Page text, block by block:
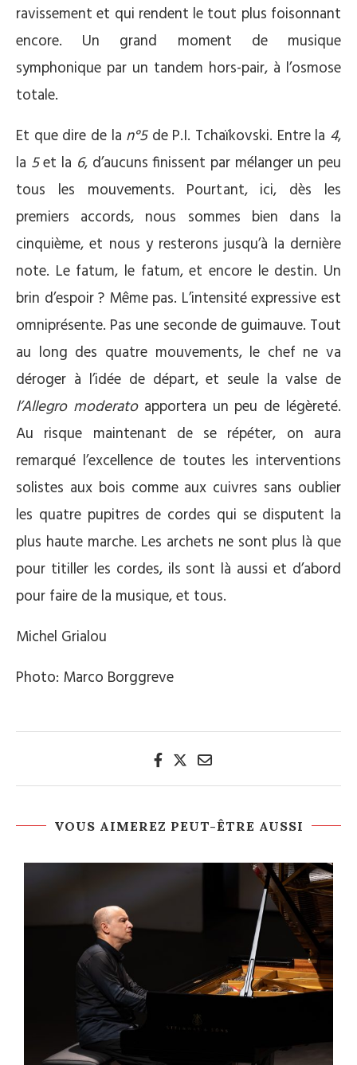
ravissement et qui rendent le tout plus foisonnant
encore. Un grand moment de musique
symphonique par un tandem hors-pair, à l’osmose
totale.
Et que dire de la n°5de P.I. Tchaïkovski. Entre la 4,
la 5et la 6, d’aucuns finissent par mélanger un peu
tous les mouvements. Pourtant, ici, dès les
premiers accords, nous sommes bien dans la
cinquième, et nous y resterons jusqu’à la dernière
note. Le fatum, le fatum, et encore le destin. Un
brin d’espoir ? Même pas. L’intensité expressive est
omniprésente. Pas une seconde de guimauve. Tout
au long des quatre mouvements, le chef ne va
déroger à l’idée de départ, et seule la valse de
l’Allegro moderatoapportera un peu de légèreté.
Au risque maintenant de se répéter, on aura
remarqué l’excellence de toutes les interventions
solistes aux bois comme aux cuivres sans oublier
les quatre pupitres de cordes qui se disputent la
plus haute marche. Les archets ne sont plus là que
pour titiller les cordes, ils sont là aussi et d’abord
pour faire de la musique, et tous.
Michel Grialou
Photo: Marco Borggreve
VOUS AIMEREZ PEUT-ÊTRE AUSSI